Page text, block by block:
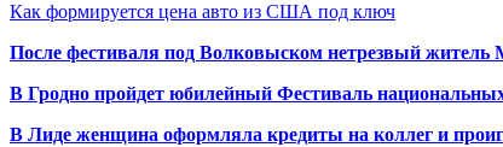
Как формируется цена авто из США под ключ
После фестиваля под Волковыском нетрезвый житель
В Гродно пройдет юбилейный Фестиваль
В Лиде женщина оформляла кредиты на коллег и